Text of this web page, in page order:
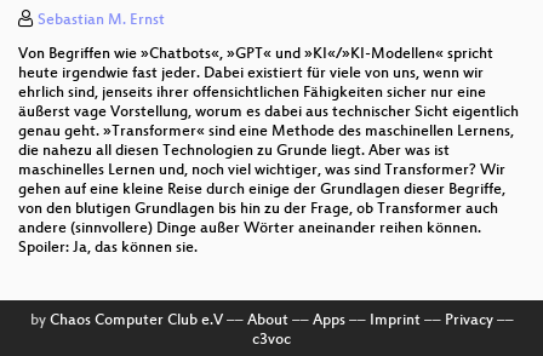
Sebastian M. Ernst
Von Begriffen wie »Chatbots«, »GPT« und »KI«/»KI-Modellen« spricht
heute irgendwie fast jeder. Dabei existiert für viele von uns, wenn wir
ehrlich sind, jenseits ihrer offensichtlichen Fähigkeiten sicher nur eine
äußerst vage Vorstellung, worum es dabei aus technischer Sicht eigentlich
genau geht. »Transformer« sind eine Methode des maschinellen Lernens,
die nahezu all diesen Technologien zu Grunde liegt. Aber was ist
maschinelles Lernen und, noch viel wichtiger, was sind Transformer? Wir
gehen auf eine kleine Reise durch einige der Grundlagen dieser Begriffe,
von den blutigen Grundlagen bis hin zu der Frage, ob Transformer auch
andere (sinnvollere) Dinge außer Wörter aneinander reihen können.
Spoiler: Ja, das können sie.
by Chaos Computer Club e.V–– About–– Apps–– Imprint–– Privacy––
c3voc